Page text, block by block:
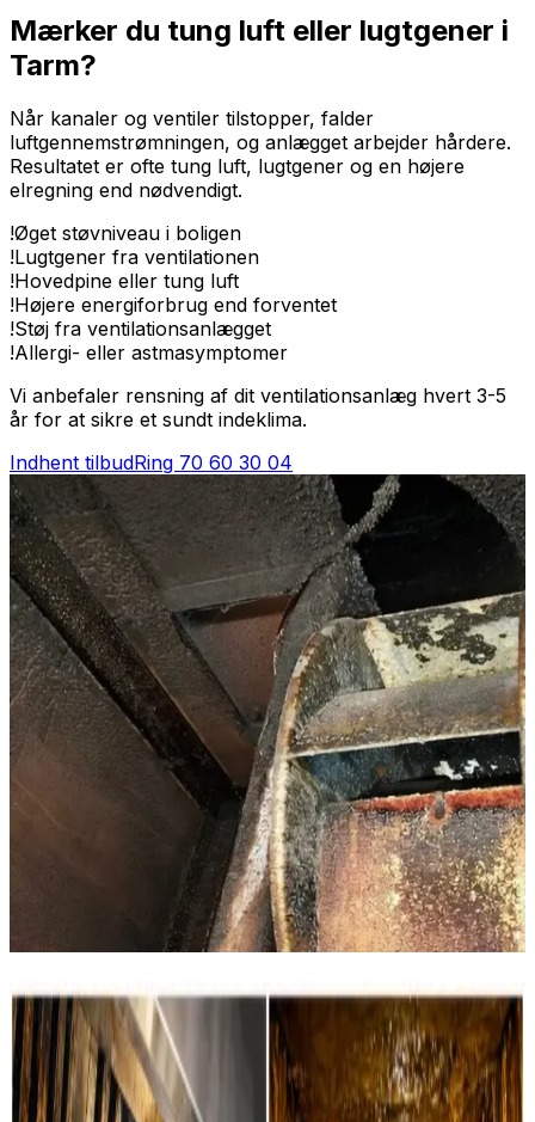
Mærker du tung luft eller lugtgener i
Tarm?
Når kanaler og ventiler tilstopper, falder
luftgennemstrømningen, og anlægget arbejder hårdere.
Resultatet er ofte tung luft, lugtgener og en højere
elregning end nødvendigt.
!Øget støvniveau i boligen
!Lugtgener fra ventilationen
!Hovedpine eller tung luft
!Højere energiforbrug end forventet
!Støj fra ventilationsanlægget
!Allergi- eller astmasymptomer
Vi anbefaler rensning af dit ventilationsanlæg hvert 3-5
år for at sikre et sundt indeklima.
Indhent tilbudRing 70 60 30 04
Ventilationsrens i Tarm — for alle
typer anlæg
Boligventilation